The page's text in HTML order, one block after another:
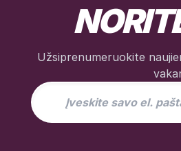
Užsiprenumeruokite
El. pašto adresas